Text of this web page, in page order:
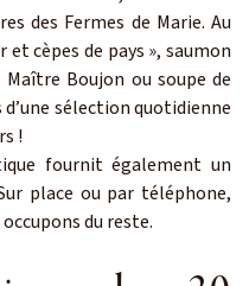
des Fermes de Marie. Au
cèpes de pays », saumon
Boujon ou soupe de
sélection quotidienne
!
fournit également un
place ou par téléphone,
du reste.